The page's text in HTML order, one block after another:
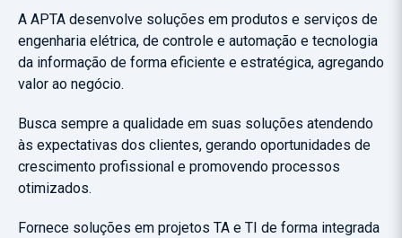
A APTA desenvolve soluções em produtos e serviços de
engenharia elétrica, de controle e automação e tecnologia
da informação de forma eficiente e estratégica, agregando
valor ao negócio.
Busca sempre a qualidade em suas soluções atendendo
às expectativas dos clientes, gerando oportunidades de
crescimento profissional e promovendo processos
otimizados.
Fornece soluções em projetos TA e TI de forma integrada